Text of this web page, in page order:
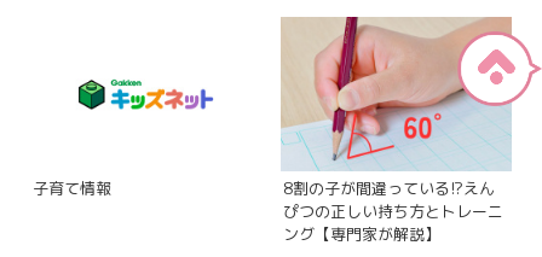
子育て情報
8割の子が間違っている!?えん
ぴつの正しい持ち方とトレーニ
ング【専門家が解説】